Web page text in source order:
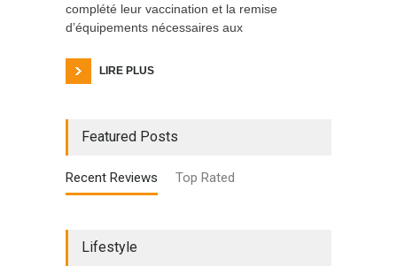
complété leur vaccination et la remise
d’équipements nécessaires aux
LIRE PLUS
Featured Posts
Recent Reviews Top Rated
Lifestyle